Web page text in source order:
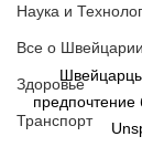
Наука и
Все о Швейцарии
Здоровье
Транспорт
предпочтение